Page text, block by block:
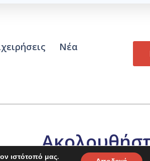
Νέα
ιστότοπό μας.